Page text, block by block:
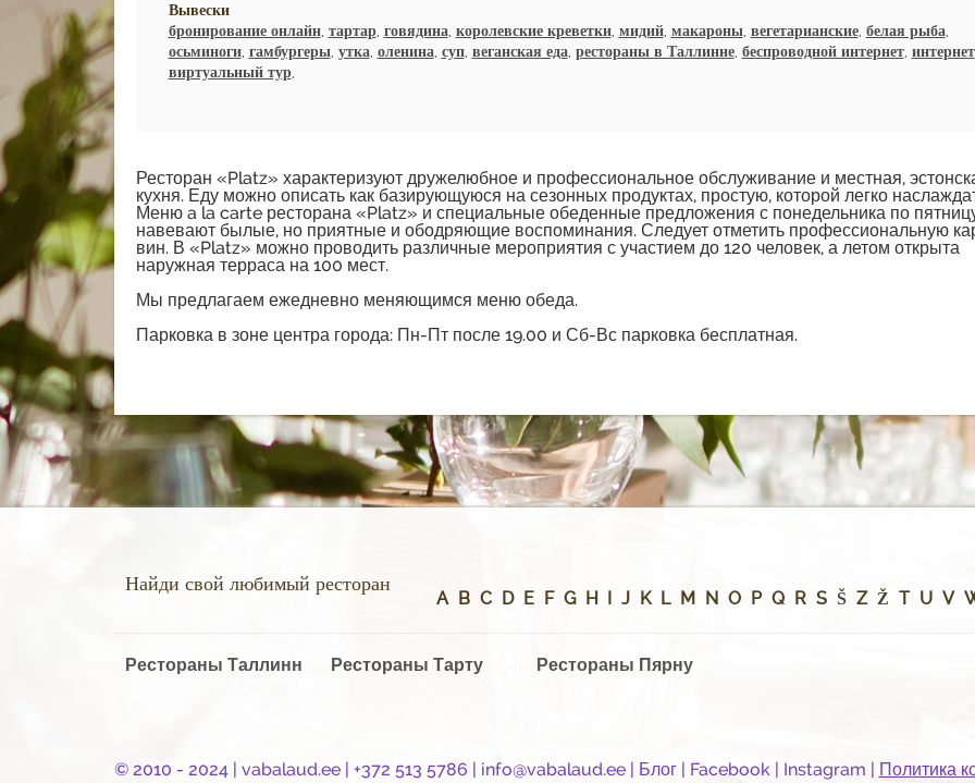
Вывески
бронирование онлайн, тартар, говядина, королевские креветки, мидий, макароны, вегетарианские, белая рыба,
осьминоги, гамбургеры, утка, оленина, суп, веганская еда, рестораны в Таллинне, беспроводной интернет, интернет
виртуальный тур,
Ресторан «Platz» характеризуют дружелюбное и профессиональное обслуживание и местная,
кухня. Еду можно описать как базирующуюся на сезонных продуктах, простую, которой легко
Меню a la carte ресторана «Platz» и специальные обеденные предложения с понедельника по
навевают былые, но приятные и ободряющие воспоминания. Следует отметить профессиональную
вин. В «Platz» можно проводить различные мероприятия с участием до 120 человек, а летом открыта
наружная терраса на 100 мест.
Мы предлагаем ежедневно меняющимся меню обеда.
Парковка в зоне центра города: Пн-Пт после 19.00 и Сб-Вс парковка бесплатная.
Найди свой любимый ресторан
A B C D E F G H J K L M N O P Q R S Š Z Ž T U V
Рестораны Таллинн Рестораны Тарту Рестораны Пярну
© 2010 - 2024 | vabalaud.ee| +372 513 5786 | info@vabalaud.ee| Блог| Facebook| Instagram Политика